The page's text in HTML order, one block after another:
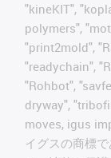
"kineKIT",
polymers",
"print2mold",
"readychain",
"Rohbot",
dryway",
moves, igus
イグスの商標